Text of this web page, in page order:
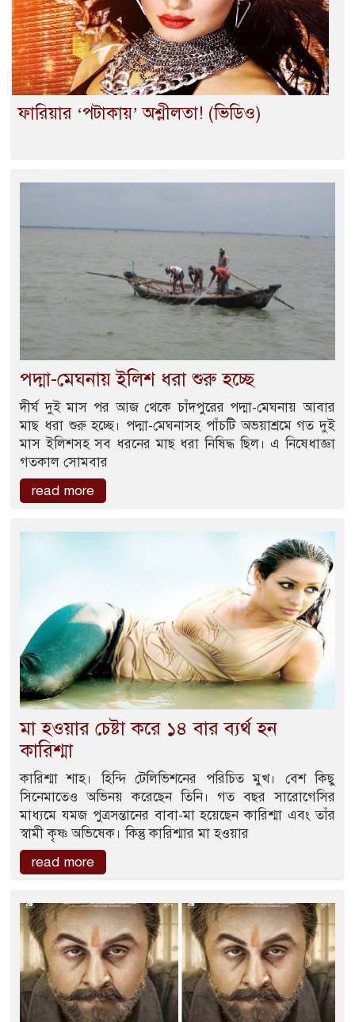
ফারিয়ার ‘পটাকায়’ অশ্লীলতা! (ভিডিও)
পদ্মা-মেঘনায় ইলিশ ধরা শুরু হচ্ছে
দীর্ঘ দুই মাস পর আজ থেকে চাঁদপুরের পদ্মা-মেঘনায় আবার
মাছ ধরা শুরু হচ্ছে। পদ্মা-মেঘনাসহ পাঁচটি অভয়াশ্রমে গত দুই
মাস ইলিশসহ সব ধরনের মাছ ধরা নিষিদ্ধ ছিল। এ নিষেধাজ্ঞা
গতকাল সোমবার
read more
মা হওয়ার চেষ্টা করে ১৪ বার ব্যর্থ হন
কারিশ্মা
কারিশ্মা শাহ। হিন্দি টেলিভিশনের পরিচিত মুখ। বেশ কিছু
সিনেমাতেও অভিনয় করেছেন তিনি। গত বছর সারোগেসির
মাধ্যমে যমজ পুত্রসন্তানের বাবা-মা হয়েছেন কারিশ্মা এবং তাঁর
স্বামী কৃষ্ণ অভিষেক। কিন্তু কারিশ্মার মা হওয়ার
read more